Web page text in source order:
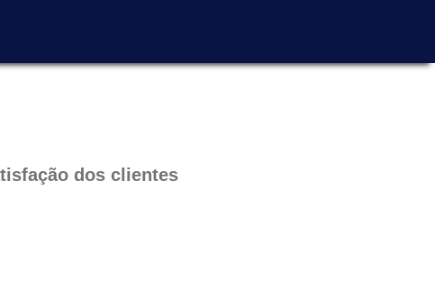
dos clientes